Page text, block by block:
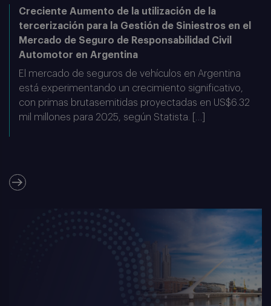
Creciente Aumento de la utilización de la
tercerización para la Gestión de Siniestros en el
Mercado de Seguro de Responsabilidad Civil
Automotor en Argentina
El mercado de seguros de vehículos en Argentina
está experimentando un crecimiento significativo,
con primas brutasemitidas proyectadas en US$6.32
mil millones para 2025, según Statista. […]